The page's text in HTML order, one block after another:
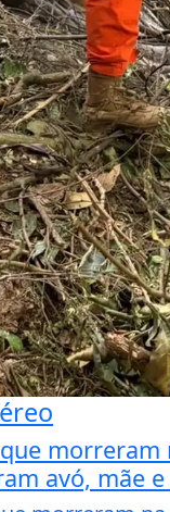
morreram
avó, mãe